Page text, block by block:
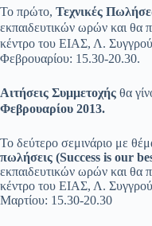
Το πρώτο, Τεχνικές
εκπαιδευτικών ωρών και θα
κέντρο του ΕΙΑΣ, Λ.
Φεβρουαρίου: 15.30-20.30.
Αιτήσεις Συμμετοχής θα
Φεβρουαρίου 2013.
Το δεύτερο σεμινάριο με
πωλήσεις (Success is our
εκπαιδευτικών ωρών και θα
κέντρο του ΕΙΑΣ, Λ.
Μαρτίου: 15.30-20.30